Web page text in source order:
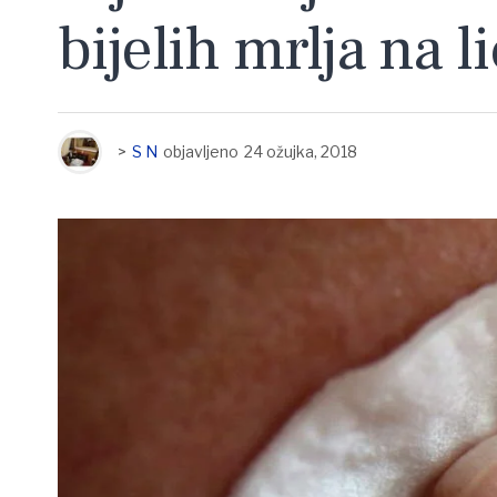
bijelih mrlja na
> S N objavljeno 24 ožujka, 2018